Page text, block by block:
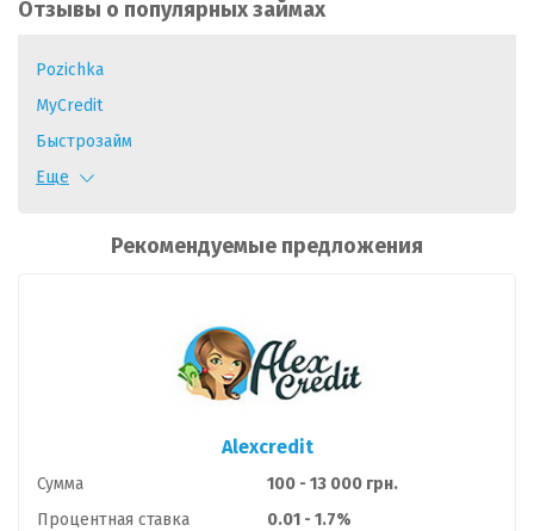
Отзывы о популярных займах
Pozichka
MyCredit
Быстрозайм
Credilo
Еще
Рекомендуемые предложения
Alexcredit
Сумма
100 - 13 000 грн.
Процентная ставка
0.01 - 1.7%